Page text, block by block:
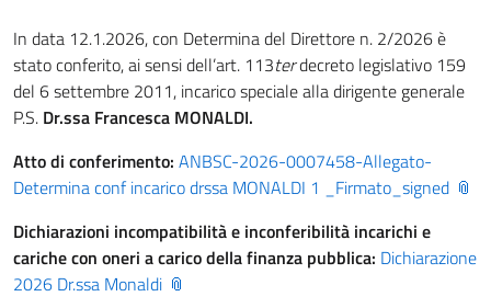
In data 12.1.2026, con Determina del Direttore n. 2/2026 è
stato conferito, ai sensi dell’art. 113terdecreto legislativo 159
del 6 settembre 2011, incarico speciale alla dirigente generale
P.S. Dr.ssa Francesca MONALDI.
Atto di conferimento: ANBSC-2026-0007458-Allegato-
Determina conf incarico drssa MONALDI 1 _Firmato_signed
Dichiarazioni incompatibilità e inconferibilità incarichi e
cariche con oneri a carico della finanza pubblica: Dichiarazione
2026 Dr.ssa Monaldi